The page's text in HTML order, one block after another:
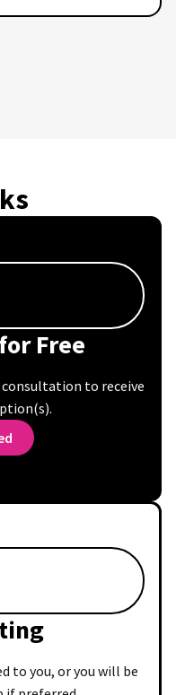
Free
to receive
to you, or you will be